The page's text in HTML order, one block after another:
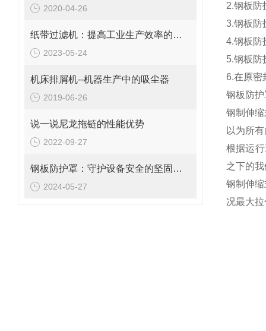
2020-04-26
纸带过滤机：提高工业生产效率的重要设备
2023-05-24
机床排屑机--机器生产中的吸尘器
2019-06-26
说一说尼龙拖链的性能优势
2022-09-27
钢板防护罩：守护设备安全的坚固屏障
2024-05-27
2.钢板防
3.钢板防
4.钢板防
5.钢板防
6.在原
钢板防
钢制伸
以为所
根据运
之下的
钢制伸
况最大